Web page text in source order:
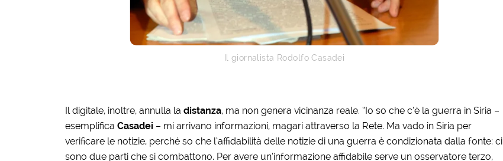
Il giornalista Rodolfo Casadei
Il digitale, inoltre, annulla la distanza, ma non genera vicinanza reale. “Io so che c’è la guerra in Siria –
esemplifica Casadei – mi arrivano informazioni, magari attraverso la Rete. Ma vado in Siria per
verificare le notizie, perché so che l’affidabilità delle notizie di una guerra è condizionata dalla fonte: ci
sono due parti che si combattono. Per avere un’informazione affidabile serve un osservatore terzo,